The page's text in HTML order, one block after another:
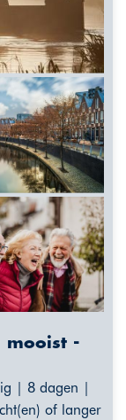
mooist -
| 8 dagen |
of langer